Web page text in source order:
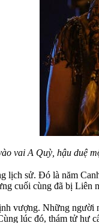
vai A Quỳ, hậu duệ
lịch sử. Đó là năm
cuối cùng đã bị Liên
vượng. Những
lúc đó, thám tử hư